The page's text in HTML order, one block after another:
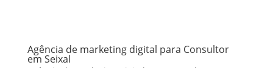
Agência de marketing digital para Consultor
em Seixal